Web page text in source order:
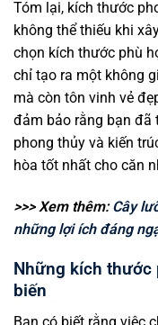
Tóm lại, kích thước
không thể thiếu khi
chọn kích thước phù
chỉ tạo ra một không
mà còn tôn vinh vẻ
đảm bảo rằng bạn đã
phong thủy và kiến
hòa tốt nhất cho căn
>>> Xem thêm:Cây
những lợi ích đáng
Những kích thước
biến